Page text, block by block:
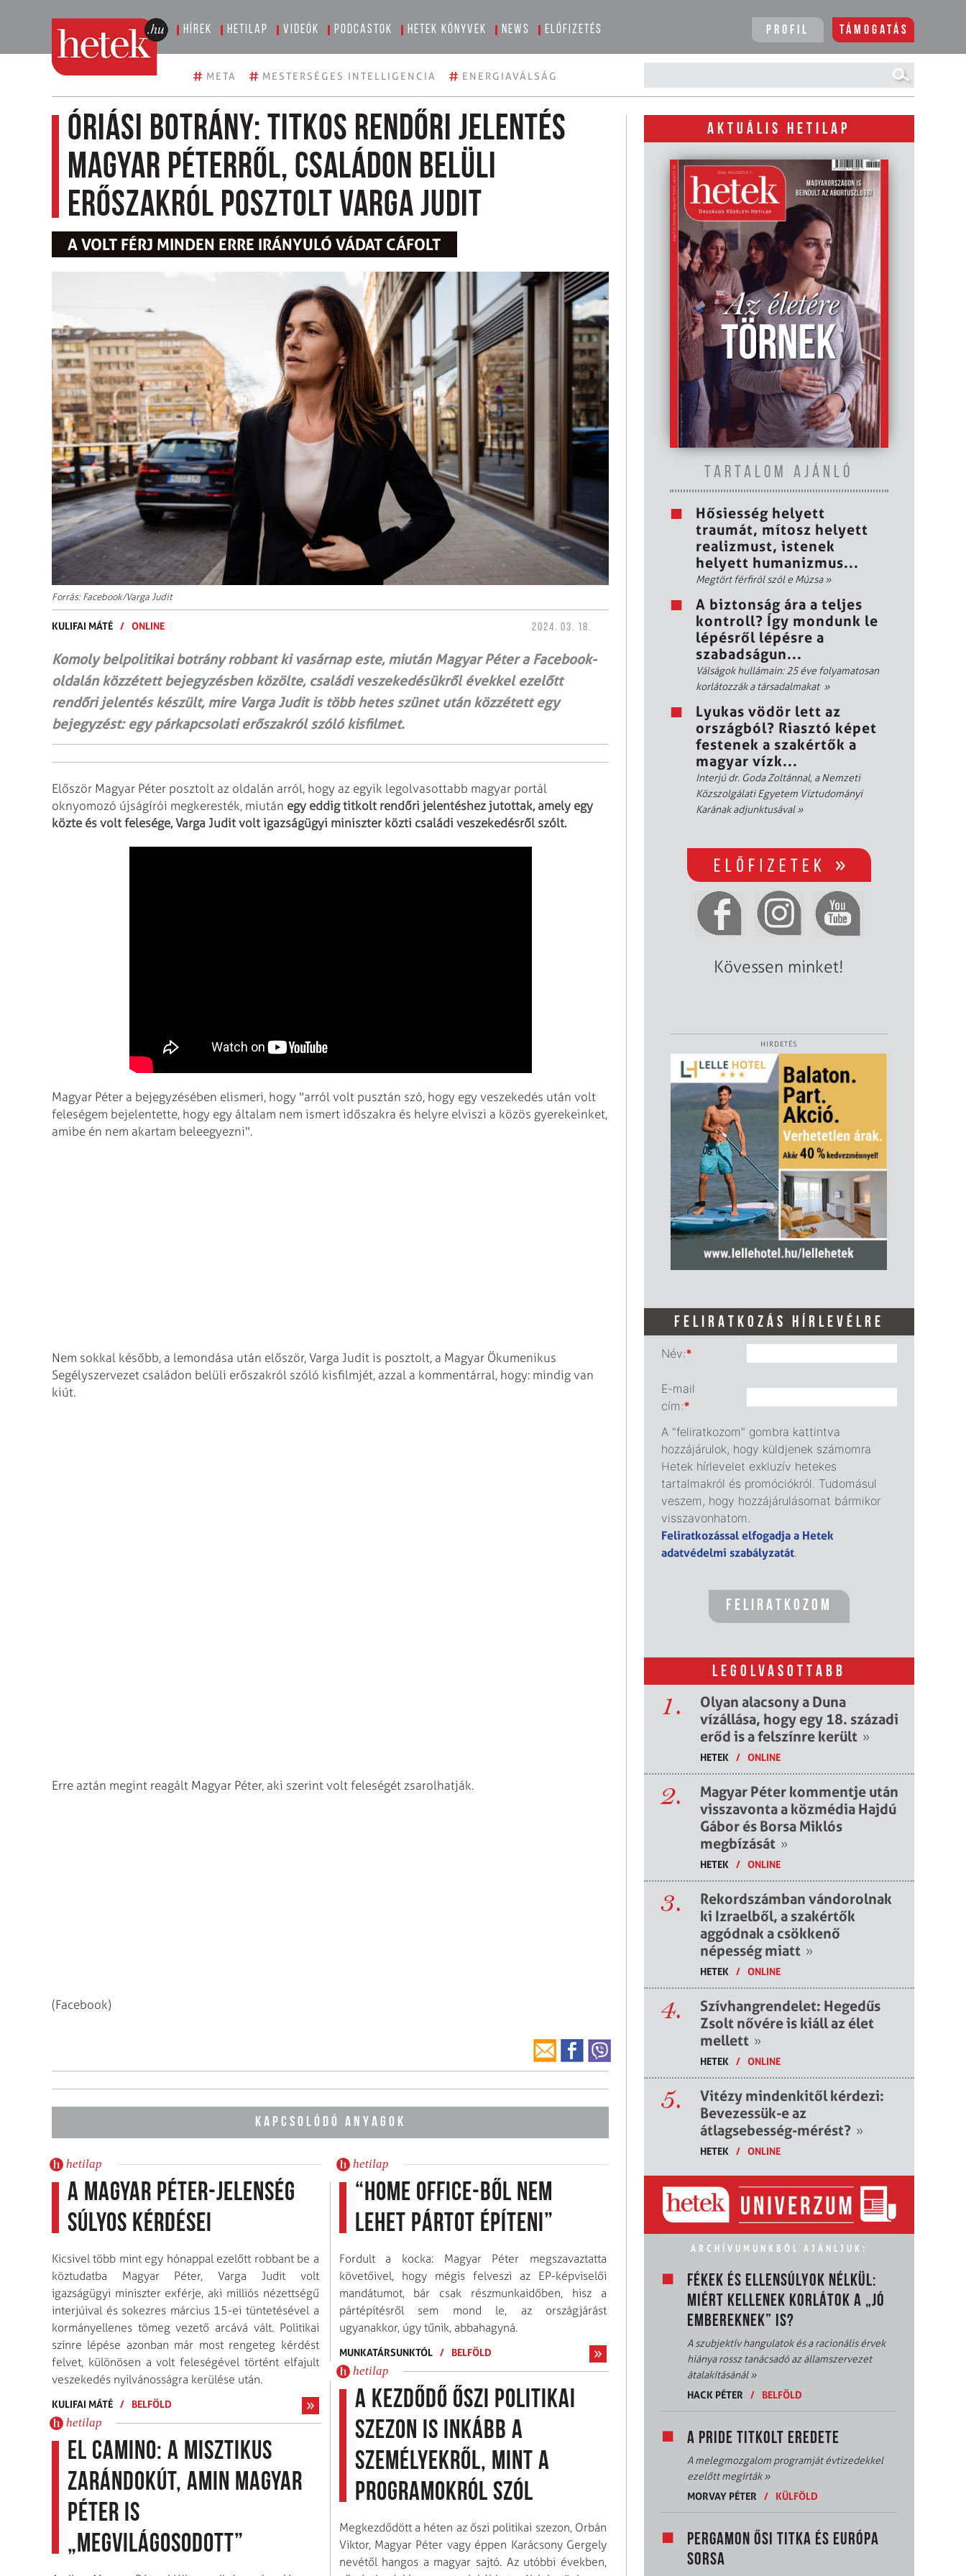
Hírek Hetilap Videók Podcastok Hetek könyvek News Előfizetés Profil Támogatás
# META # MESTERSÉGES INTELLIGENCIA # ENERGIAVÁLSÁG
Óriási botrány: titkos rendőri jelentés
Magyar Péterről, családon belüli
erőszakról posztolt Varga Judit
A VOLT FÉRJ MINDEN ERRE IRÁNYULÓ VÁDAT CÁFOLT
Forrás: Facebook/Varga Judit
KULIFAI MÁTÉ / ONLINE 2024. 03. 18.
Komoly belpolitikai botrány robbant ki vasárnap este, miután Magyar Péter a Facebook-
oldalán közzétett bejegyzésben közölte, családi veszekedésükről évekkel ezelőtt
rendőri jelentés készült, mire Varga Judit is több hetes szünet után közzétett egy
bejegyzést: egy párkapcsolati erőszakról szóló kisfilmet.
Először Magyar Péter posztolt az oldalán arról, hogy az egyik legolvasottabb magyar portál
oknyomozó újságírói megkeresték, miután egy eddig titkolt rendőri jelentéshez jutottak, amely egy
közte és volt felesége, Varga Judit volt igazságügyi miniszter közti családi veszekedésről szólt.
Magyar Péter a bejegyzésében elismeri, hogy "arról volt pusztán szó, hogy egy veszekedés után volt
feleségem bejelentette, hogy egy általam nem ismert időszakra és helyre elviszi a közös gyerekeinket,
amibe én nem akartam beleegyezni".
Nem sokkal később, a lemondása után először, Varga Judit is posztolt, a Magyar Ökumenikus
Segélyszervezet családon belüli erőszakról szóló kisfilmjét, azzal a kommentárral, hogy: mindig van
kiút.
Erre aztán megint reagált Magyar Péter, aki szerint volt feleségét zsarolhatják.
(Facebook)
KAPCSOLÓDÓ ANYAGOK
hetilap
A Magyar Péter-jelenség
súlyos kérdései
Kicsivel több mint egy hónappal ezelőtt robbant be a
köztudatba Magyar Péter, Varga Judit volt
igazságügyi miniszter exférje, aki milliós nézettségű
interjúival és sokezres március 15-ei tüntetésével a
kormányellenes tömeg vezető arcává vált. Politikai
színre lépése azonban már most rengeteg kérdést
felvet, különösen a volt feleségével történt elfajult
veszekedés nyilvánosságra kerülése után.
KULIFAI MÁTÉ / BELFÖLD
hetilap
El Camino: a misztikus
zarándokút, amin Magyar
Péter is
„megvilágosodott”
hetilap
“Home office-ből nem
lehet pártot építeni”
Fordult a kocka: Magyar Péter megszavaztatta
követőivel, hogy mégis felveszi az EP-képviselői
mandátumot, bár csak részmunkaidőben, hisz a
pártépítésről sem mond le, az országjárást
ugyanakkor, úgy tűnik, abbahagyná.
MUNKATÁRSUNKTÓL / BELFÖLD
hetilap
A kezdődő őszi politikai
szezon is inkább a
személyekről, mint a
programokról szól
Megkezdődött a héten az őszi politikai szezon, Orbán
Viktor, Magyar Péter vagy éppen Karácsony Gergely
nevétől hangos a magyar sajtó. Az utóbbi években,
AKTUÁLIS HETILAP
TARTALOM AJÁNLÓ
Hősiesség helyett
traumát, mítosz helyett
realizmust, istenek
helyett humanizmus...
Megtört férfiról szól e Múzsa»
A biztonság ára a teljes
kontroll? Így mondunk le
lépésről lépésre a
szabadságun...
Válságok hullámain: 25 éve folyamatosan
korlátozzák a társadalmakat »
Lyukas vödör lett az
országból? Riasztó képet
festenek a szakértők a
magyar vízk...
Interjú dr. Goda Zoltánnal, a Nemzeti
Közszolgálati Egyetem Víztudományi
Karának adjunktusával»
Kövessen minket!
HIRDETÉS
FELIRATKOZÁS HÍRLEVÉLRE
Név:*
E-mail
cím:*
A "feliratkozom" gombra kattintva
hozzájárulok, hogy küldjenek számomra
Hetek hírlevelet exkluzív hetekes
tartalmakról és promóciókról. Tudomásul
veszem, hogy hozzájárulásomat bármikor
visszavonhatom.
Feliratkozással elfogadja a Hetek
adatvédelmi szabályzatát
LEGOLVASOTTABB
1.
Olyan alacsony a Duna
vízállása, hogy egy 18. századi
erőd is a felszínre került »
HETEK / ONLINE
2.
Magyar Péter kommentje után
visszavonta a közmédia Hajdú
Gábor és Borsa Miklós
megbízását »
HETEK / ONLINE
3.
Rekordszámban vándorolnak
ki Izraelből, a szakértők
aggódnak a csökkenő
népesség miatt »
HETEK / ONLINE
4.
Szívhangrendelet: Hegedűs
Zsolt nővére is kiáll az élet
mellett »
HETEK / ONLINE
5.
Vitézy mindenkitől kérdezi:
Bevezessük-e az
átlagsebesség-mérést? »
HETEK / ONLINE
ARCHÍVUMUNKBÓL AJÁNLJUK:
FÉKEK ÉS ELLENSÚLYOK NÉLKÜL:
MIÉRT KELLENEK KORLÁTOK A „JÓ
EMBEREKNEK” IS?
A szubjektív hangulatok és a racionális érvek
hiánya rossz tanácsadó az államszervezet
átalakításánál»
HACK PÉTER
/ BELFÖLD
A PRIDE TITKOLT EREDETE
A melegmozgalom programját évtizedekkel
ezelőtt megírták»
MORVAY PÉTER
/ KÜLFÖLD
PERGAMON ŐSI TITKA ÉS EURÓPA
SORSA